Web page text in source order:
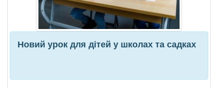
Новий урок для дітей у школах та садках